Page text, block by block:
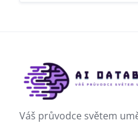
Váš průvodce světem